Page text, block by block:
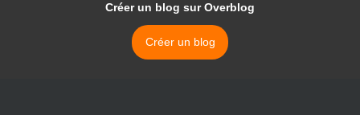
Créer un blog sur Overblog
Créer un blog